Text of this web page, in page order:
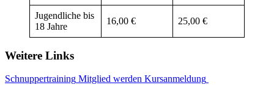
Jugendliche bis
18 Jahre
16,00 € 25,00 €
Weitere Links
Schnuppertraining Mitglied werden Kursanmeldung